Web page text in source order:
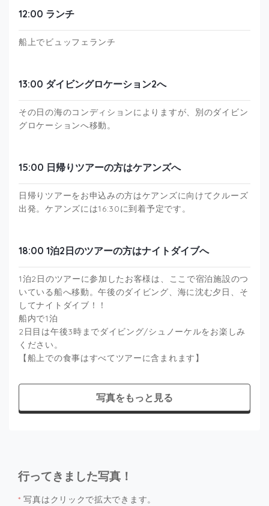
12:00 ランチ
船上でビュッフェランチ
13:00 ダイビングロケーション2へ
その日の海のコンディションによりますが、別のダイビン
グロケーションへ移動。
15:00 日帰りツアーの方はケアンズへ
日帰りツアーをお申込みの方はケアンズに向けてクルーズ
出発。ケアンズには16:30に到着予定です。
18:00 1泊2日のツアーの方はナイトダイブへ
1泊2日のツアーに参加したお客様は、ここで宿泊施設のつ
いている船へ移動。午後のダイビング、海に沈む夕日、そ
してナイトダイブ！！
船内で1泊
2日目は午後3時までダイビング/シュノーケルをお楽しみ
ください。
【船上での食事はすべてツアーに含まれます】
写真をもっと見る
行ってきました写真！
* 写真はクリックで拡大できます。